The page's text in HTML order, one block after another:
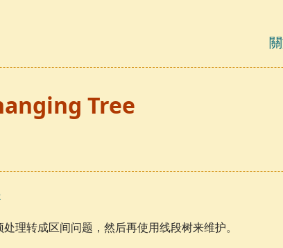
Tree
处理转成区间问题，然后再使用线段树来维护。